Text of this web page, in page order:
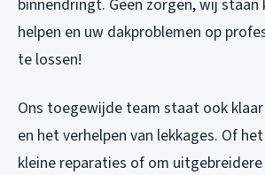
binnendringt. Geen zorgen, wij staan
helpen en uw dakproblemen op
te lossen!
Ons toegewijde team staat ook
en het verhelpen van lekkages. Of
kleine reparaties of om